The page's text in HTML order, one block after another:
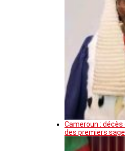
Cameroun : décès
des premiers